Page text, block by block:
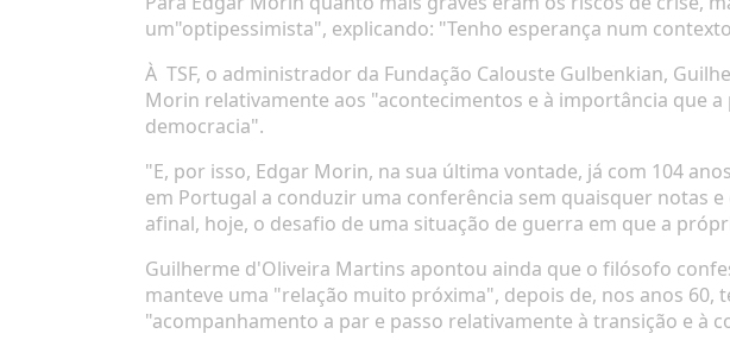
um"optipessimista", explicando: "Tenho esperança num
À TSF, o administrador da Fundação Calouste Gulbenkian,
Morin relativamente aos "acontecimentos e à importância que
democracia".
"E, por isso, Edgar Morin, na sua última vontade, já com 104
em Portugal a conduzir uma conferência sem quaisquer notas
afinal, hoje, o desafio de uma situação de guerra em que a
Guilherme d'Oliveira Martins apontou ainda que o filósofo
manteve uma "relação muito próxima", depois de, nos anos
"acompanhamento a par e passo relativamente à transição e